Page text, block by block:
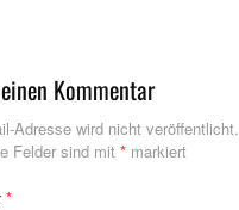
Kommentar
Adresse wird nicht veröffentlicht.
Felder sind mit * markiert
*